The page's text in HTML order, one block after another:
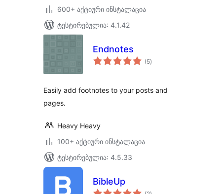
600+ აქტიური ინსტალაცია
ტესტირებულია: 4.1.42
Endnotes
(5საერთო
რეიტინგი
)
Easily add footnotes to your posts and
pages.
Heavy Heavy
100+ აქტიური ინსტალაცია
ტესტირებულია: 4.5.33
BibleUp
საერთო